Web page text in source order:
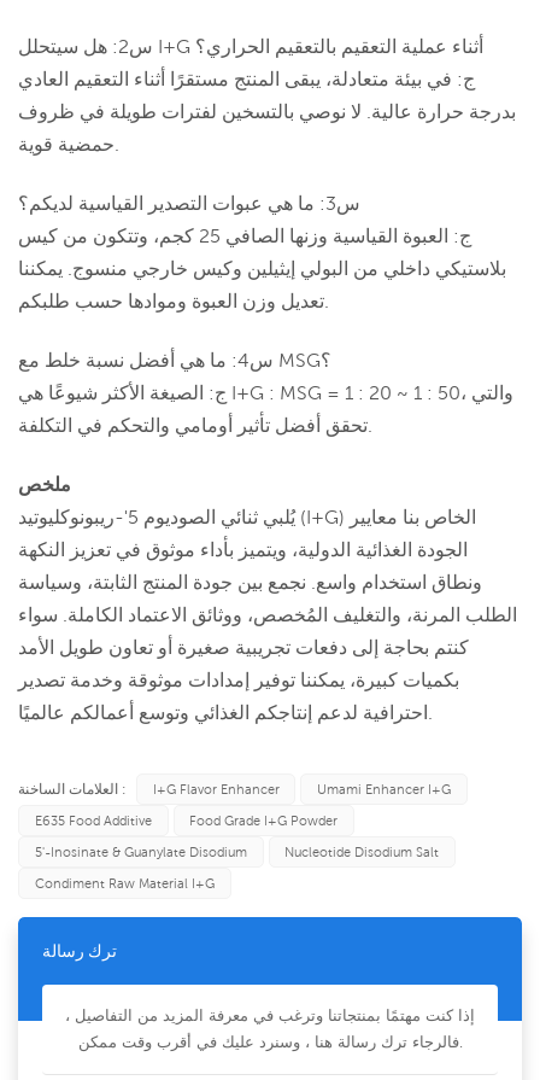
س2: هل سيتحلل I+G أثناء عملية التعقيم بالتعقيم الحراري؟
ج: في بيئة متعادلة، يبقى المنتج مستقرًا أثناء التعقيم العادي
بدرجة حرارة عالية. لا نوصي بالتسخين لفترات طويلة في ظروف
حمضية قوية.
س3: ما هي عبوات التصدير القياسية لديكم؟
ج: العبوة القياسية وزنها الصافي 25 كجم، وتتكون من كيس
بلاستيكي داخلي من البولي إيثيلين وكيس خارجي منسوج. يمكننا
تعديل وزن العبوة وموادها حسب طلبكم.
س4: ما هي أفضل نسبة خلط مع MSG؟
ج: الصيغة الأكثر شيوعًا هي I+G : MSG = 1 : 20 ~ 1 : 50، والتي
تحقق أفضل تأثير أومامي والتحكم في التكلفة.
ملخص
يُلبي ثنائي الصوديوم 5'-ريبونوكليوتيد (I+G) الخاص بنا معايير
الجودة الغذائية الدولية، ويتميز بأداء موثوق في تعزيز النكهة
ونطاق استخدام واسع. نجمع بين جودة المنتج الثابتة، وسياسة
الطلب المرنة، والتغليف المُخصص، ووثائق الاعتماد الكاملة. سواء
كنتم بحاجة إلى دفعات تجريبية صغيرة أو تعاون طويل الأمد
بكميات كبيرة، يمكننا توفير إمدادات موثوقة وخدمة تصدير
احترافية لدعم إنتاجكم الغذائي وتوسع أعمالكم عالميًا.
العلامات الساخنة : I+G Flavor Enhancer
Umami Enhancer I+G
E635 Food Additive
Food Grade I+G Powder
5'-Inosinate & Guanylate Disodium
Nucleotide Disodium Salt
Condiment Raw Material I+G
ترك رسالة
إذا كنت مهتمًا بمنتجاتنا وترغب في معرفة المزيد من التفاصيل ،
فالرجاء ترك رسالة هنا ، وسنرد عليك في أقرب وقت ممكن.